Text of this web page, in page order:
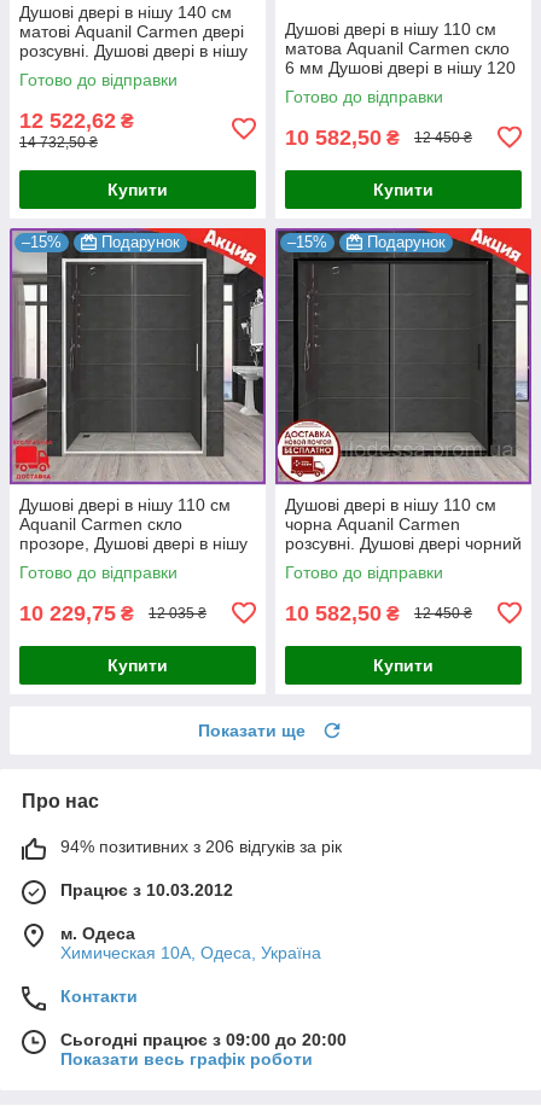
Душові двері в нішу 140 см
матові Aquanil Carmen двері
розсувні. Душові двері в нішу
140 см
Готово до відправки
12 522,62 ₴
14 732,50 ₴
Купити
Душові двері в нішу 110 см
матова Aquanil Carmen скло
6 мм Душові двері в нішу 120
см
Готово до відправки
10 582,50 ₴ 12 450 ₴
Купити
–15% Подарунок
Душові двері в нішу 110 см
Aquanil Carmen скло
прозоре, Душові двері в нішу
110 см
Готово до відправки
10 229,75 ₴ 12 035 ₴
Купити
–15% Подарунок
Душові двері в нішу 110 см
чорна Aquanil Carmen
розсувні. Душові двері чорний
профіль
Готово до відправки
10 582,50 ₴ 12 450 ₴
Купити
Показати ще
Про нас
94% позитивних з 206 відгуків за рік
Працює з 10.03.2012
м. Одеса
Химическая 10А, Одеса, Україна
Контакти
Сьогодні працює з 09:00 до 20:00
Показати весь графік роботи